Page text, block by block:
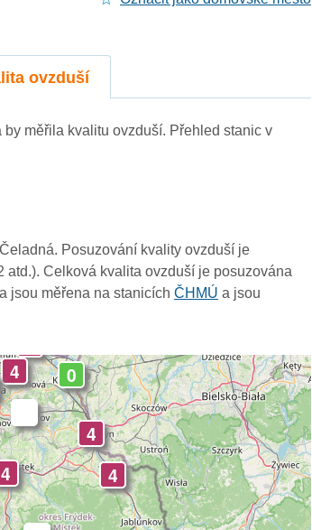
ovzduší
měřila kvalitu ovzduší. Přehled stanic v
Posuzování kvality ovzduší je
Celková kvalita ovzduší je posuzována
jsou měřena na stanicíchČHMÚ a jsou
4
4 0
4
4